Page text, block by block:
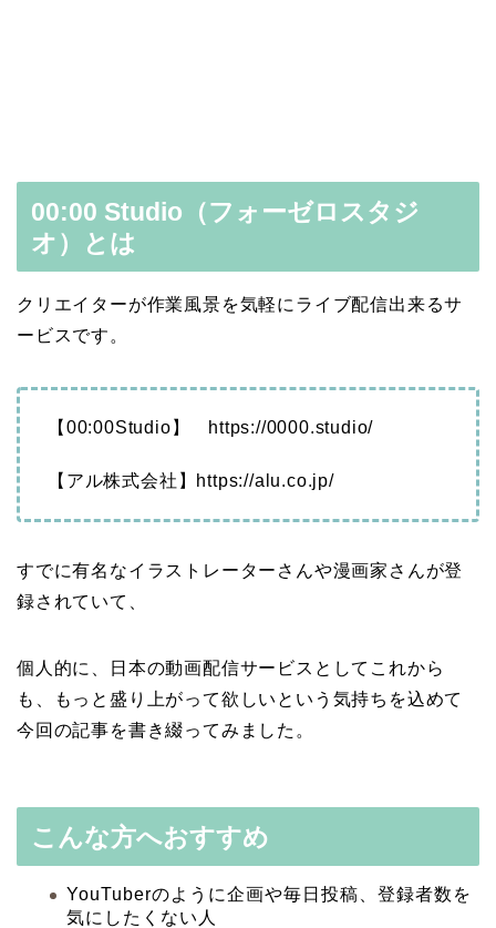
00:00 Studio（フォーゼロスタジ
オ）とは
クリエイターが作業風景を気軽にライブ配信出来るサ
ービスです。
【00:00Studio】 https://0000.studio/
【アル株式会社】https://alu.co.jp/
すでに有名なイラストレーターさんや漫画家さんが登
録されていて、
個人的に、日本の動画配信サービスとしてこれから
も、もっと盛り上がって欲しいという気持ちを込めて
今回の記事を書き綴ってみました。
こんな方へおすすめ
YouTuberのように企画や毎日投稿、登録者数を
気にしたくない人